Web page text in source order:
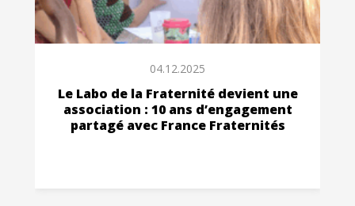
04.12.2025
Le Labo de la Fraternité devient une
association : 10 ans d’engagement
partagé avec France Fraternités